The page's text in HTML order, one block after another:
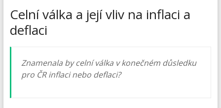
Celní válka a její vliv na inflaci a
deflaci
Znamenala by celní válka v konečném důsledku
pro ČR inflaci nebo deflaci?